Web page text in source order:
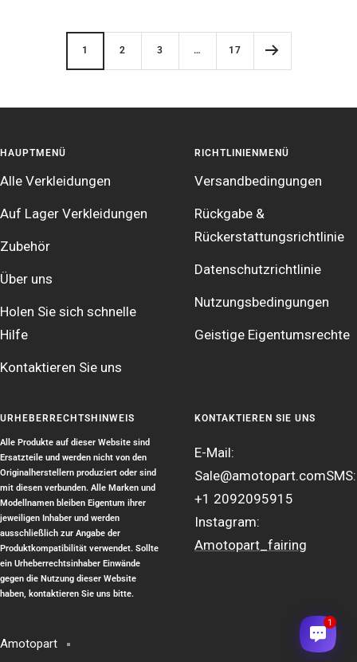
1 2 3 … 17
HAUPTMENÜ
Alle Verkleidungen
Auf Lager Verkleidungen
Zubehör
Über uns
Holen Sie sich schnelle
Hilfe
Kontaktieren Sie uns
RICHTLINIENMENÜ
Versandbedingungen
Rückgabe &
Rückerstattungsrichtlinie
Datenschutzrichtlinie
Nutzungsbedingungen
Geistige Eigentumsrechte
URHEBERRECHTSHINWEIS
Alle Produkte auf dieser Website sind
Ersatzteile und werden nicht von den
Originalherstellern produziert oder sind
mit diesen verbunden. Alle Marken und
Modellnamen bleiben Eigentum ihrer
jeweiligen Inhaber und werden
ausschließlich zur Angabe der
Produktkompatibilität verwendet. Sollte
ein Urheberrechtsinhaber Einwände
gegen die Nutzung dieser Website
haben, kontaktieren Sie uns bitte.
KONTAKTIEREN SIE UNS
E-Mail:
Sale@amotopart.comSMS:
+1 2092095915
Instagram:
Amotopart_fairing
Amotopart
1